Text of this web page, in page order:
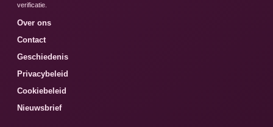
verificatie.
Over ons
Contact
Geschiedenis
Privacybeleid
Cookiebeleid
Nieuwsbrief